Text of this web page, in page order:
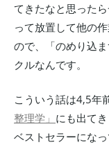
てきたなと思った
って放置して他の
ので、「のめり込
クルなんです。
こういう話は4,5年
整理学」 にも出て
ベストセラーにな